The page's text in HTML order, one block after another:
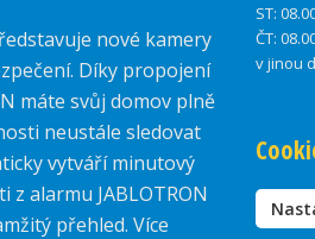
nové kamery
Díky propojení
máte svůj domov plně
neustále sledovat
vytváří minutový
z alarmu JABLOTRON
přehled. Více
ST:
ČT:
v jinou